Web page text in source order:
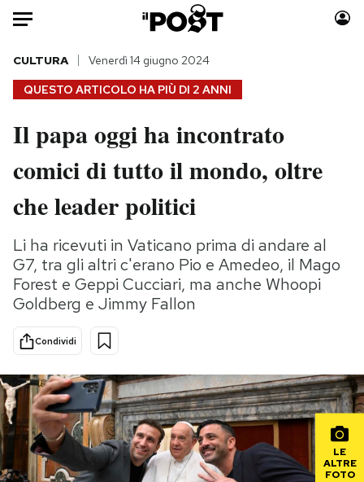
Auto
HOME
Italia
Politica
Tecnologia
Scienza
Cultura
Economia
Sport
Moda
Consumismi
Media
PODCAST
NEWSLETTER
QUESTO ARTICOLO HA PIÙ DI 2 ANNI
CULTURA Venerdì 14 giugno 2024
Il papa oggi ha incontrato
comici di tutto il mondo, oltre
che leader politici
Li ha ricevuti in Vaticano prima di andare al
G7, tra gli altri c'erano Pio e Amedeo, il Mago
Forest e Geppi Cucciari, ma anche Whoopi
Goldberg e Jimmy Fallon
Condividi
LE
ALTRE
FOTO